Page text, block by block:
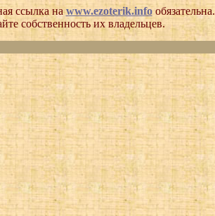
ссылка наwww.ezoterik.infoобязательна.
собственность их владельцев.